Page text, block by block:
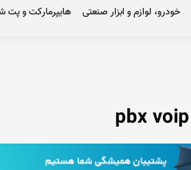
خودرو، لوازم و ابزار صنعتی هایپرمارکت و پت